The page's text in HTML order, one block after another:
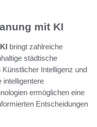
mit KI
bringt zahlreiche
städtische
Intelligenz und
intelligentere
ermöglichen eine
Entscheidungen